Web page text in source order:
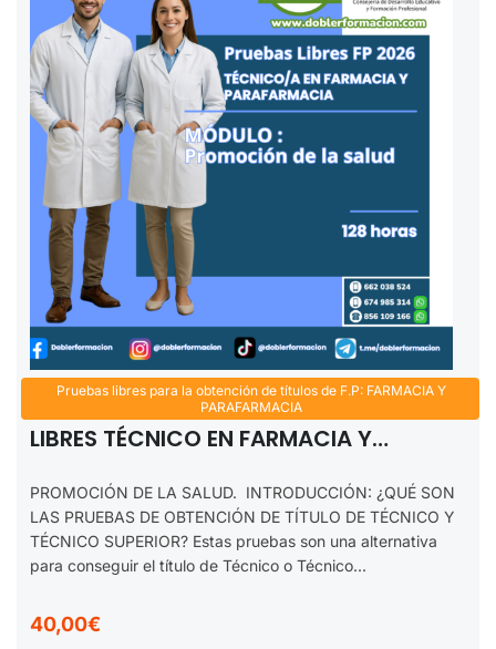
Pruebas libres para la obtención de títulos de F.P: FARMACIA Y
PARAFARMACIA
PROMOCIÓN DE LA SALUD. FP PRUEBAS
LIBRES TÉCNICO EN FARMACIA Y
PROMOCIÓN DE LA SALUD. INTRODUCCIÓN: ¿QUÉ SON
LAS PRUEBAS DE OBTENCIÓN DE TÍTULO DE TÉCNICO Y
TÉCNICO SUPERIOR? Estas pruebas son una alternativa
para conseguir el título de Técnico o Técnico...
40,00€